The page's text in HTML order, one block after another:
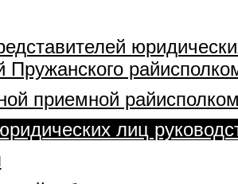
Пружанского
приемной
лиц